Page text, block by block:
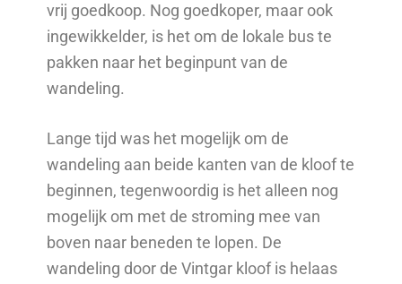
vrij goedkoop. Nog goedkoper, maar ook
ingewikkelder, is het om de lokale bus te
pakken naar het beginpunt van de
wandeling.
Lange tijd was het mogelijk om de
wandeling aan beide kanten van de kloof te
beginnen, tegenwoordig is het alleen nog
mogelijk om met de stroming mee van
boven naar beneden te lopen. De
wandeling door de Vintgar kloof is helaas